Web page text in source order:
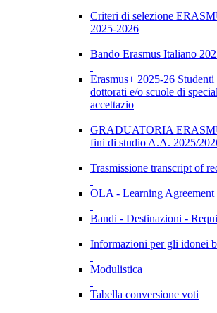
Criteri di selezione
2025-2026
Bando Erasmus Italiano
Erasmus+ 2025-26
dottorati e/o scuole di
accettazio
GRADUATORIA
fini di studio A.A. 2025/
Trasmissione transcript of
OLA - Learning
Bandi - Destinazioni -
Informazioni per gli idonei
Modulistica
Tabella conversione voti